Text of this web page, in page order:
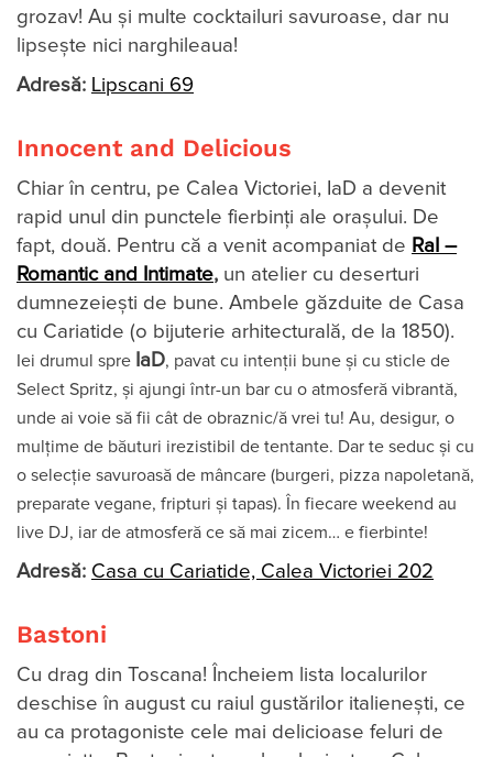
grozav! Au și multe cocktailuri savuroase, dar nu
lipsește nici narghileaua!
Adresă: Lipscani 69
Innocent and Delicious
Chiar în centru, pe Calea Victoriei, IaD a devenit
rapid unul din punctele fierbinți ale orașului. De
fapt, două. Pentru că a venit acompaniat de RaI –
Romantic and Intimate, un atelier cu deserturi
dumnezeiești de bune. Ambele găzduite de Casa
cu Cariatide (o bijuterie arhitecturală, de la 1850).
Iei drumul spre IaD, pavat cu intenții bune și cu sticle de
Select Spritz, și ajungi într-un bar cu o atmosferă vibrantă,
unde ai voie să fii cât de obraznic/ă vrei tu! Au, desigur, o
mulțime de băuturi irezistibil de tentante. Dar te seduc și cu
o selecție savuroasă de mâncare (burgeri, pizza napoletană,
preparate vegane, fripturi și tapas). În fiecare weekend au
live DJ, iar de atmosferă ce să mai zicem… e fierbinte!
Adresă: Casa cu Cariatide, Calea Victoriei 202
Bastoni
Cu drag din Toscana! Încheiem lista localurilor
deschise în august cu raiul gustărilor italieneşti, ce
au ca protagoniste cele mai delicioase feluri de